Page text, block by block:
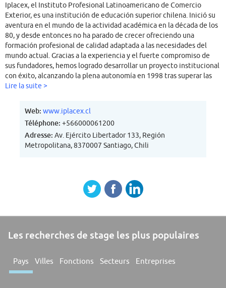
Iplacex, el Instituto Profesional Latinoamericano de Comercio
Exterior, es una institución de educación superior chilena. Inició su
aventura en el mundo de la actividad académica en la década de los
80, y desde entonces no ha parado de crecer ofreciendo una
formación profesional de calidad adaptada a las necesidades del
mundo actual. Gracias a la experiencia y el fuerte compromiso de
sus fundadores, hemos logrado desarrollar un proyecto institucional
con éxito, alcanzando la plena autonomía en 1998 tras superar las
exigencias del proceso de licenciamiento tras un crecimiento
Lire la suite >
Web: www.iplacex.cl
Téléphone: +566000061200
Adresse: Av. Ejército Libertador 133, Región
Metropolitana, 8370007 Santiago, Chili
Les recherches de stage les plus populaires
Pays Villes Fonctions Secteurs Entreprises